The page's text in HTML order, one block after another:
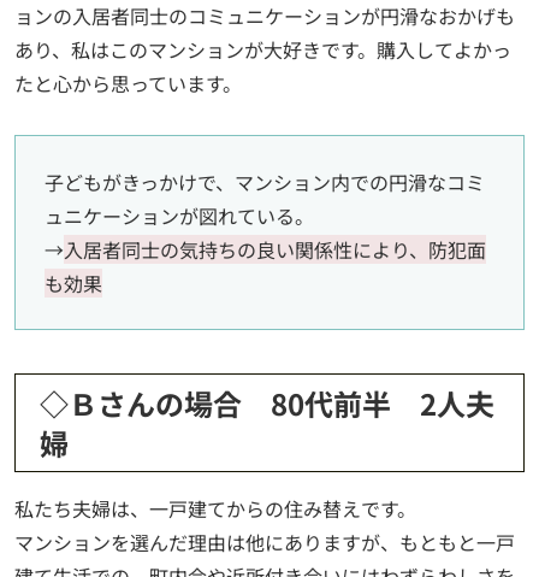
ョンの入居者同士のコミュニケーションが円滑なおかげも
あり、私はこのマンションが大好きです。購入してよかっ
たと心から思っています。
子どもがきっかけで、マンション内での円滑なコミ
ュニケーションが図れている。
→入居者同士の気持ちの良い関係性により、防犯面
も効果
◇Ｂさんの場合 80代前半 2人夫
婦
私たち夫婦は、一戸建てからの住み替えです。
マンションを選んだ理由は他にありますが、もともと一戸